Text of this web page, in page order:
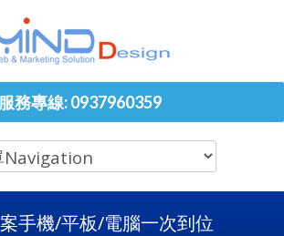
服務專線: 0937960359
手機/平板/電腦一次到位